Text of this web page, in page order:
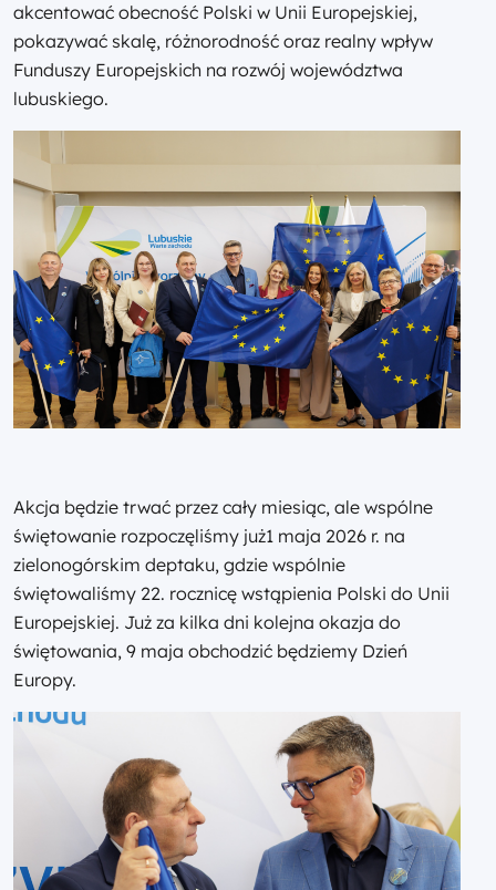
akcentować obecność Polski w Unii Europejskiej,
pokazywać skalę, różnorodność oraz realny wpływ
Funduszy Europejskich na rozwój województwa
lubuskiego.
Akcja będzie trwać przez cały miesiąc, ale wspólne
świętowanie rozpoczęliśmy już1 maja 2026 r. na
zielonogórskim deptaku, gdzie wspólnie
świętowaliśmy 22. rocznicę wstąpienia Polski do Unii
Europejskiej. Już za kilka dni kolejna okazja do
świętowania, 9 maja obchodzić będziemy Dzień
Europy.